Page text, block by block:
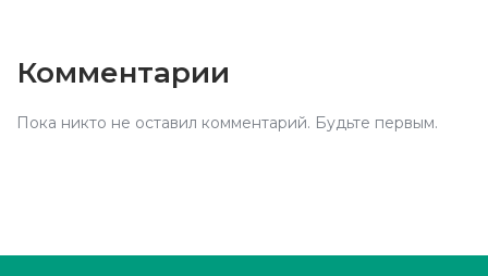
Комментарии
Пока никто не оставил комментарий. Будьте первым.